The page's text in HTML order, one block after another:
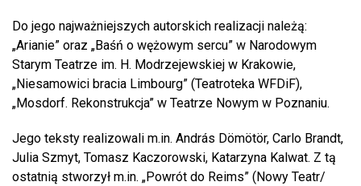
Do jego najważniejszych autorskich realizacji należą:
„Arianie” oraz „Baśń o wężowym sercu” w Narodowym
Starym Teatrze im. H. Modrzejewskiej w Krakowie,
„Niesamowici bracia Limbourg” (Teatroteka WFDiF),
„Mosdorf. Rekonstrukcja” w Teatrze Nowym w Poznaniu.
Jego teksty realizowali m.in. András Dömötör, Carlo Brandt,
Julia Szmyt, Tomasz Kaczorowski, Katarzyna Kalwat. Z tą
ostatnią stworzył m.in. „Powrót do Reims” (Nowy Teatr/